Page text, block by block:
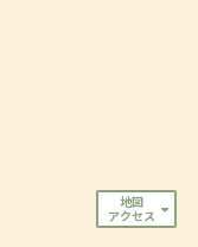
地図
アクセス